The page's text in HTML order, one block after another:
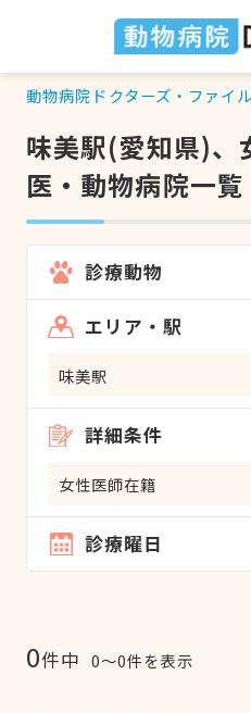
動物病院ドクターズ・ファイル
味美駅(愛知県)、
医・動物病院一覧
診療動物
エリア・駅
味美駅
詳細条件
女性医師在籍
診療曜日
0件中 0〜0件を表示